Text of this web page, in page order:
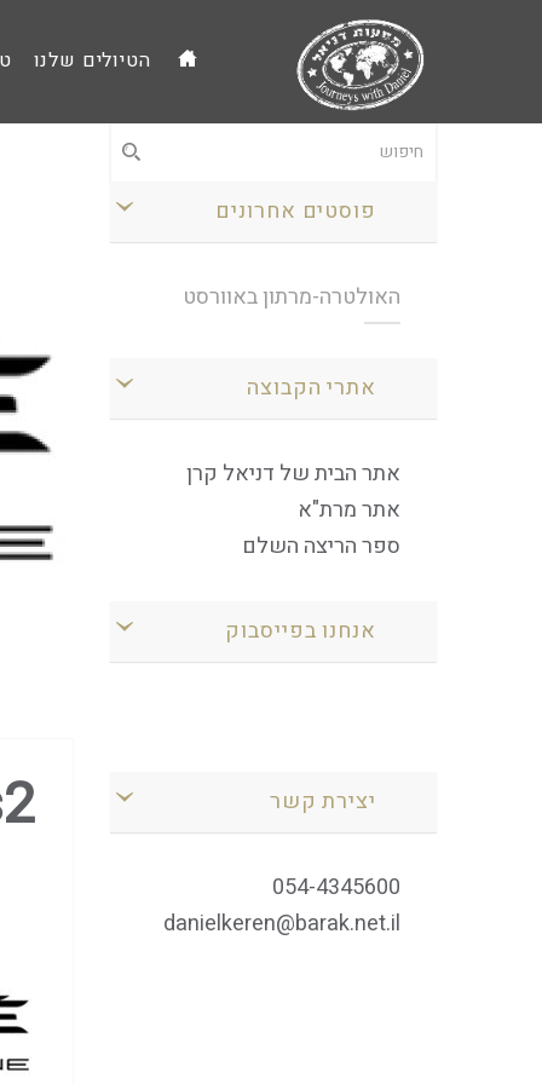
הטיולים שלנו
פוסטים אחרונים
האולטרה-מרתון באוורסט
אתרי הקבוצה
אתר הבית של דניאל קרן
אתר מרת"א
ספר הריצה השלם
אנחנו בפייסבוק
יצירת קשר
054-4345600
danielkeren@barak.net.il